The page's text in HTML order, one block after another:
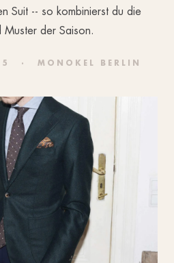
Suit -- so kombinierst du die
Muster der Saison.
· MONOKEL BERLIN